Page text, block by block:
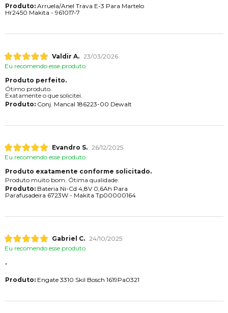
Produto:Arruela/Anel Trava E-3 Para Martelo
Hr2450 Makita - 961017-7
Valdir A. 23/03/2026
Eu recomendo esse produto.
Produto perfeito.
Ótimo produto.
Exatamente o que solicitei.
Produto:Conj. Mancal 186223-00 Dewalt
Evandro S. 26/12/2025
Eu recomendo esse produto.
Produto exatamente conforme solicitado.
Produto muito bom. Ótima qualidade.
Produto:Bateria Ni-Cd 4,8V 0,6Ah Para
Parafusadeira 6723W - Makita Tp00000164
Gabriel C. 24/10/2025
Eu recomendo esse produto.
.
.
Produto:Engate 3310 Skil Bosch 1619Pa0321